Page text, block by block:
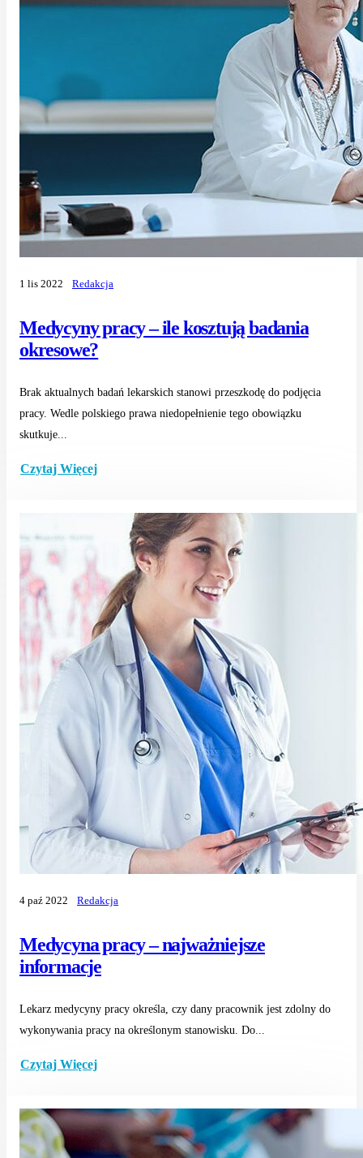
Medycyny pracy – ile kosztują badania
okresowe?
1 lis 2022 Redakcja
Brak aktualnych badań lekarskich stanowi przeszkodę do podjęcia
pracy. Wedle polskiego prawa niedopełnienie tego obowiązku
skutkuje...
Czytaj Więcej
Medycyna pracy – najważniejsze
informacje
4 paź 2022 Redakcja
Lekarz medycyny pracy określa, czy dany pracownik jest zdolny do
wykonywania pracy na określonym stanowisku. Do...
Czytaj Więcej